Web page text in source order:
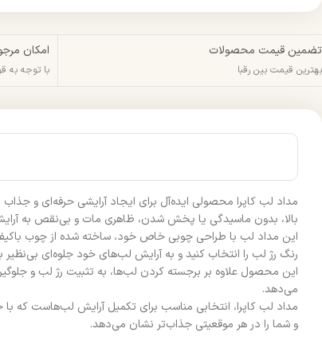
تضمین قیمت محصولات
بهترین قیمت بین رقبا
امکان
با توجه به
مداد لب کاپرا محصولی ایده‌آل برای ایجاد آرایشی حرفه‌ای و
بالا، بدون ماسیدگی یا پخش شدن، ظاهری مات و بی‌نقص به
این مداد لب با طراحی چوبی خاص خود، ساخته شده از چوب
رنگ رژ لب را انتخاب کنید و به آرایش لب‌های خود جلوه‌ای بی‌نظیر
این محصول علاوه بر برجسته کردن لب‌ها، به تثبیت رژ لب و
می‌دهد.
مداد لب کاپرا، انتخابی مناسب برای تکمیل آرایش لب‌هاست که
و شما را در هر موقعیتی جذاب‌تر نشان می‌دهد.